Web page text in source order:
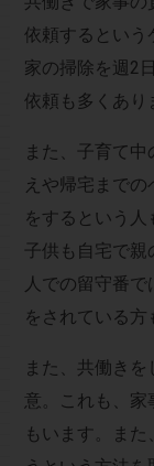
依頼するという
家の掃除を週2
依頼も多くあり
また、子育て
えや帰宅まで
をするという人
子供も自宅で
人での留守番
をされている方
また、共働き
意。これも、
もいます。ま